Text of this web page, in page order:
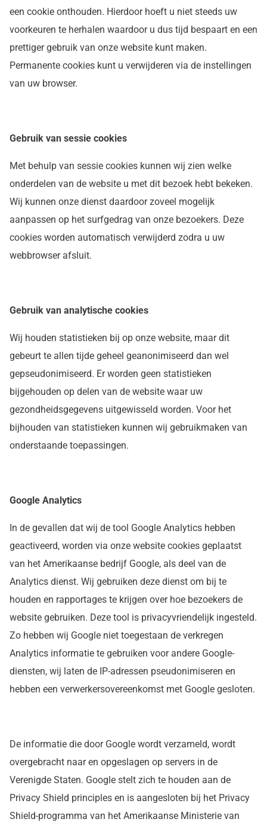
een cookie onthouden. Hierdoor hoeft u niet steeds uw
voorkeuren te herhalen waardoor u dus tijd bespaart en een
prettiger gebruik van onze website kunt maken.
Permanente cookies kunt u verwijderen via de instellingen
van uw browser.
Gebruik van sessie cookies
Met behulp van sessie cookies kunnen wij zien welke
onderdelen van de website u met dit bezoek hebt bekeken.
Wij kunnen onze dienst daardoor zoveel mogelijk
aanpassen op het surfgedrag van onze bezoekers. Deze
cookies worden automatisch verwijderd zodra u uw
webbrowser afsluit.
Gebruik van analytische cookies
Wij houden statistieken bij op onze website, maar dit
gebeurt te allen tijde geheel geanonimiseerd dan wel
gepseudonimiseerd. Er worden geen statistieken
bijgehouden op delen van de website waar uw
gezondheidsgegevens uitgewisseld worden. Voor het
bijhouden van statistieken kunnen wij gebruikmaken van
onderstaande toepassingen.
Google Analytics
In de gevallen dat wij de tool Google Analytics hebben
geactiveerd, worden via onze website cookies geplaatst
van het Amerikaanse bedrijf Google, als deel van de
Analytics dienst. Wij gebruiken deze dienst om bij te
houden en rapportages te krijgen over hoe bezoekers de
website gebruiken. Deze tool is privacyvriendelijk ingesteld.
Zo hebben wij Google niet toegestaan de verkregen
Analytics informatie te gebruiken voor andere Google-
diensten, wij laten de IP-adressen pseudonimiseren en
hebben een verwerkersovereenkomst met Google gesloten.
De informatie die door Google wordt verzameld, wordt
overgebracht naar en opgeslagen op servers in de
Verenigde Staten. Google stelt zich te houden aan de
Privacy Shield principles en is aangesloten bij het Privacy
Shield-programma van het Amerikaanse Ministerie van